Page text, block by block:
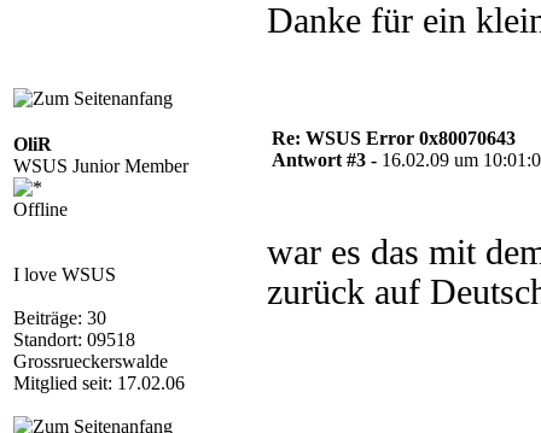
Danke für ein
OliR
WSUS Junior Member
Offline
I love WSUS
Beiträge: 30
Standort: 09518
Grossrueckerswalde
Mitglied seit: 17.02.06
Re: WSUS Error 0x80070643
Antwort #3 - 16.02.09 um
war es das mit
zurück auf